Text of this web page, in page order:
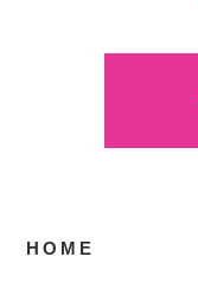
HOME